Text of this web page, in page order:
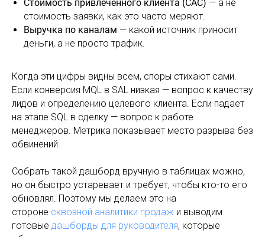
Стоимость привлечённого клиента (CAC) — а не
стоимость заявки, как это часто меряют.
Выручка по каналам — какой источник приносит
деньги, а не просто трафик.
Когда эти цифры видны всем, споры стихают сами.
Если конверсия MQL в SAL низкая — вопрос к качеству
лидов и определению целевого клиента. Если падает
на этапе SQL в сделку — вопрос к работе
менеджеров. Метрика показывает место разрыва без
обвинений.
Собрать такой дашборд вручную в таблицах можно,
но он быстро устаревает и требует, чтобы кто-то его
обновлял. Поэтому мы делаем это на
стороне сквозной аналитики продаж и выводим
готовые дашборды для руководителя, которые